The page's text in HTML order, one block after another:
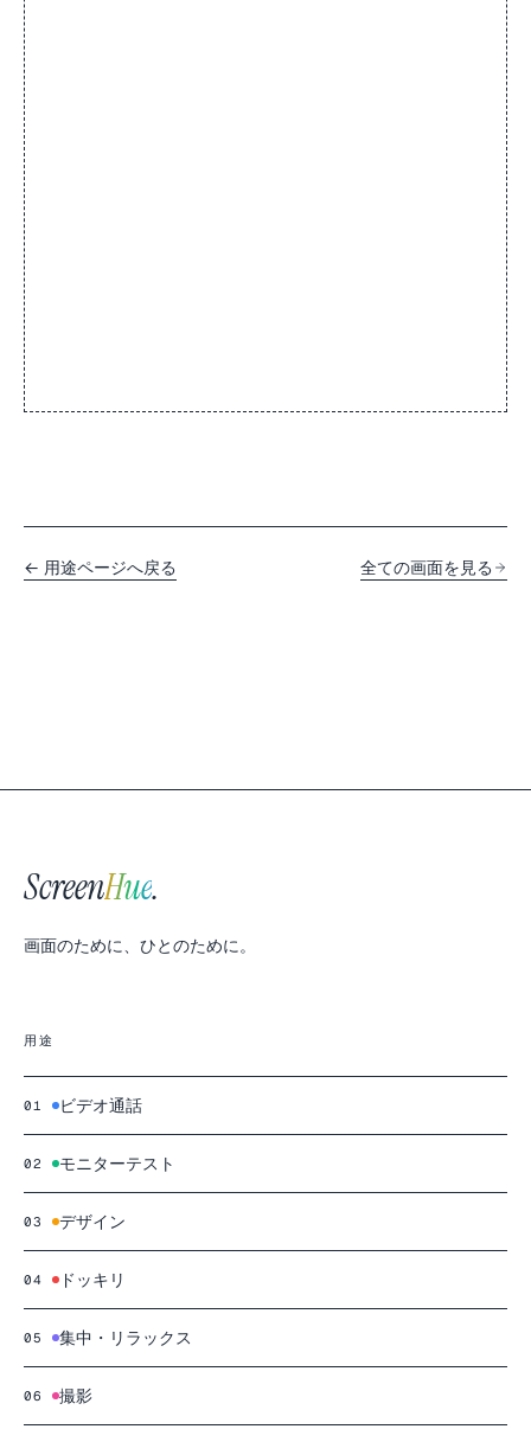
← 用途ページへ戻る 全ての画面を見る
ScreenHue.
画面のために、ひとのために。
用途
01 ビデオ通話
02 モニターテスト
03 デザイン
04 ドッキリ
05 集中・リラックス
06 撮影